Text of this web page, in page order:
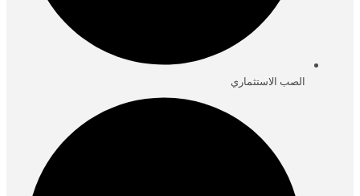
الصب الاستثماري